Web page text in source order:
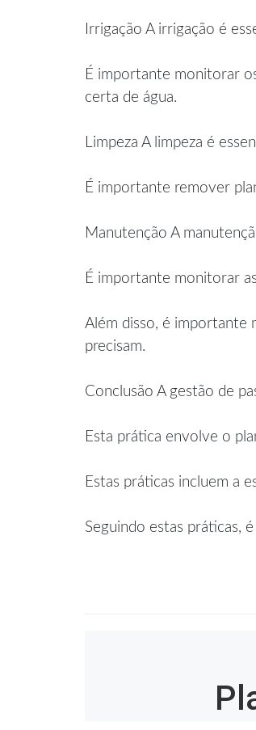
Irrigação A irrigação é
É importante monitorar
certa de água.
Limpeza A limpeza é
É importante remover
Manutenção A
É importante monitorar
Além disso, é importante
precisam.
Conclusão A gestão de
Esta prática envolve o
Estas práticas incluem a
Seguindo estas práticas,